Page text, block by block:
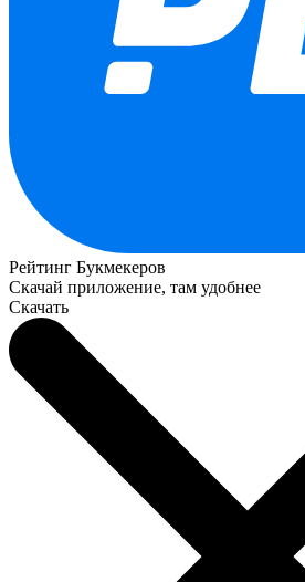
Рейтинг Букмекеров
Скачай приложение, там удобнее
Скачать